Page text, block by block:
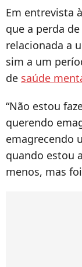
Em entrevista à
que a perda
relacionada a
sim a um
de saúde
“Não estou
querendo
emagrecendo
quando estou
menos, mas